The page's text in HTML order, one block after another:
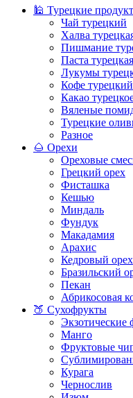
🕌 Турецкие
Чай турецкий
Халва
Пишмание
Паста турецкая
Лукумы
Кофе турецкий
Какао
Вяленые
Турецкие
Разное
🌰 Орехи
Ореховые
Грецкий орех
Фисташка
Кешью
Миндаль
Фундук
Макадамия
Арахис
Кедровый орех
Бразильский
Пекан
Абрикосовая
🍑 Сухофрукты
Экзотические
Манго
Фруктовые
Курага
Чернослив